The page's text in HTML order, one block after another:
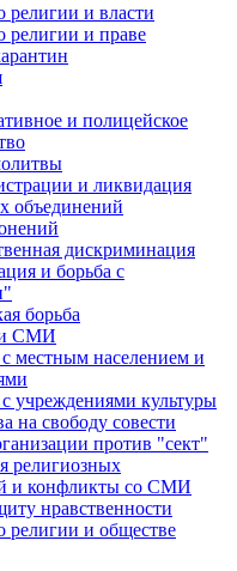
религии и власти
религии и праве
и полицейское
и ликвидация
объединений
дискриминация
и борьба с
борьба
и СМИ
местным населением и
учреждениями культуры
на свободу совести
против "сект"
религиозных
и конфликты со СМИ
нравственности
религии и обществе